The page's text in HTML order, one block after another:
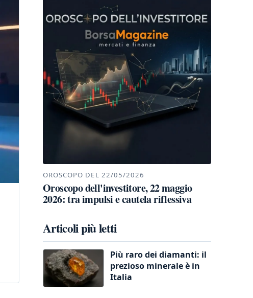
OROSCOPO DEL 22/05/2026
Oroscopo dell'investitore, 22 maggio
2026: tra impulsi e cautela riflessiva
Articoli più letti
Più raro dei diamanti: il
prezioso minerale è in
Italia